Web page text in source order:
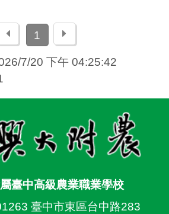
上一頁1 下一頁
7/20 下午 04:25:42
臺中高級農業職業學校
臺中市東區台中路283